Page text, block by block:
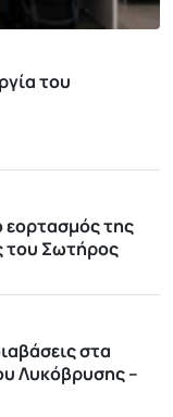
του
της
Σωτήρος
στα
Λυκόβρυσης –